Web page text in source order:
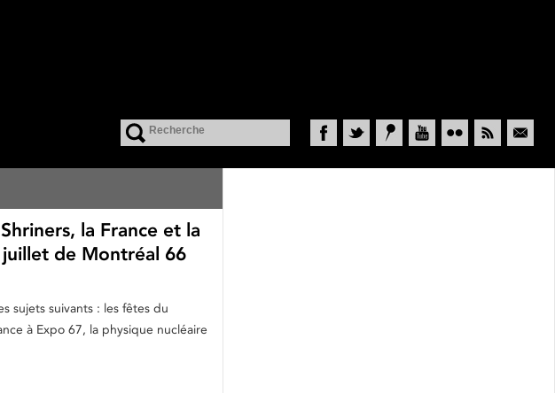
la France et la
de Montréal 66
sujets suivants : les fêtes du
à Expo 67, la physique nucléaire